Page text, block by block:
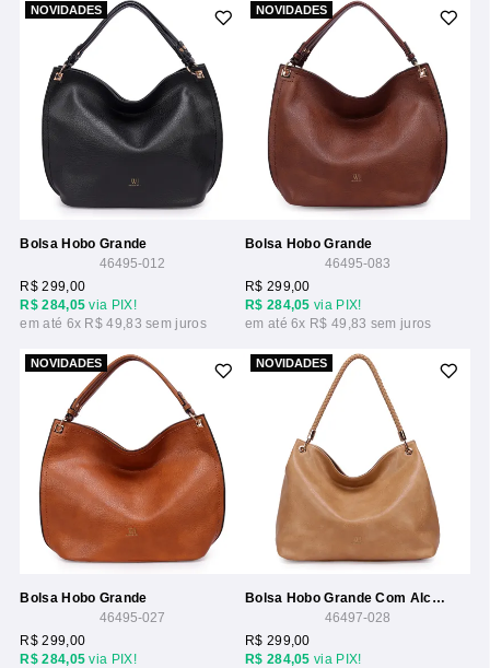
NOVIDADES
Bolsa Hobo Grande
46495-012
R$ 284,05 via PIX!
R$ 299,00
6x R$ 49,83
NOVIDADES
Bolsa Hobo Grande
46495-083
R$ 284,05 via PIX!
R$ 299,00
6x R$ 49,83
NOVIDADES
Bolsa Hobo Grande
46495-027
R$ 284,05 via PIX!
R$ 299,00
NOVIDADES
Bolsa Hobo Grande Com Alca Trancada Rolete
46497-028
R$ 284,05 via PIX!
R$ 299,00